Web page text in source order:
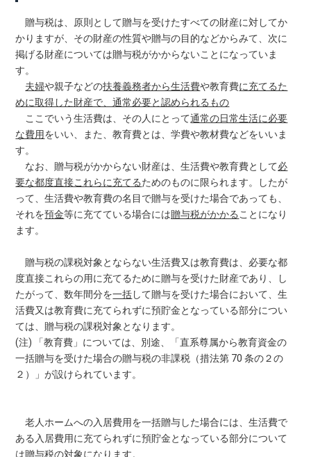
贈与税は、原則として贈与を受けたすべての財産に対してか
かりますが、その財産の性質や贈与の目的などからみて、次に
掲げる財産については贈与税がかからないことになっていま
す。
夫婦や親子などの扶養義務者から生活費や教育費に充てるた
めに取得した財産で、通常必要と認められるもの
ここでいう生活費は、その人にとって通常の日常生活に必要
な費用をいい、また、教育費とは、学費や教材費などをいいま
す。
なお、贈与税がかからない財産は、生活費や教育費として必
要な都度直接これらに充てるためのものに限られます。したが
って、生活費や教育費の名目で贈与を受けた場合であっても、
それを預金等に充てている場合には贈与税がかかる ことになり
ます。
贈与税の課税対象とならない生活費又は教育費は、必要な都
度直接これらの用に充てるために贈与を受けた財産であり、し
たがって、数年間分を一括して贈与を受けた場合において、生
活費又は教育費に充てられずに預貯金となっている部分につい
ては、贈与税の課税対象となります。
(注) 「教育費」については、別途、「直系尊属から教育資金の
一括贈与を受けた場合の贈与税の非課税（措法第 70 条の２の
２）」が設けられています。
老人ホームへの入居費用を一括贈与した場合には、生活費で
ある入居費用に充てられずに預貯金となっている部分について
は贈与税の対象になります。